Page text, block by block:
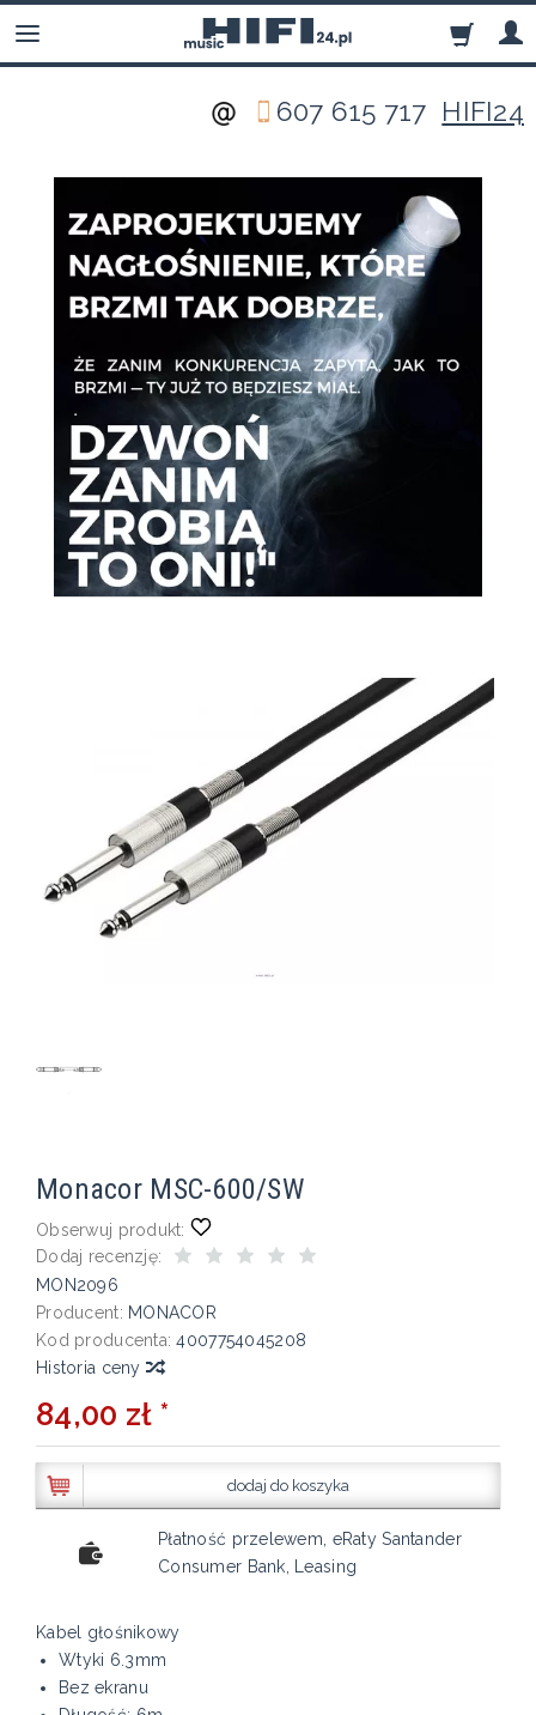
607 615 717 HIFI24
Monacor MSC-600/SW
Obserwuj produkt:
Dodaj recenzję:
MON2096
Producent: MONACOR
Kod producenta: 4007754045208
Historia ceny
84,00 zł *
dodaj do koszyka
Płatność przelewem, eRaty Santander
Consumer Bank, Leasing
Kabel głośnikowy
Wtyki 6.3mm
Bez ekranu